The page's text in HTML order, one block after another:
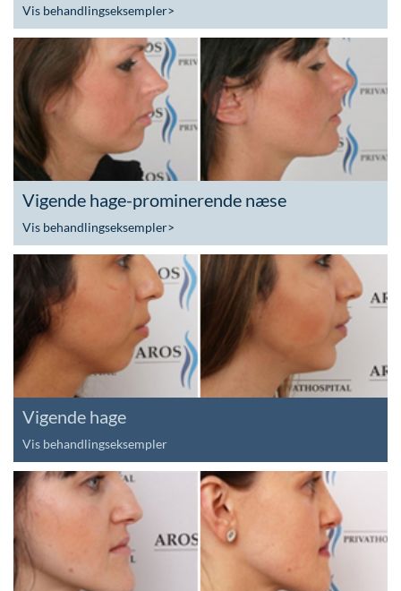
Vis behandlingseksempler>
Vigende hage-prominerende næse
Vis behandlingseksempler>
Vigende hage
Vis behandlingseksempler